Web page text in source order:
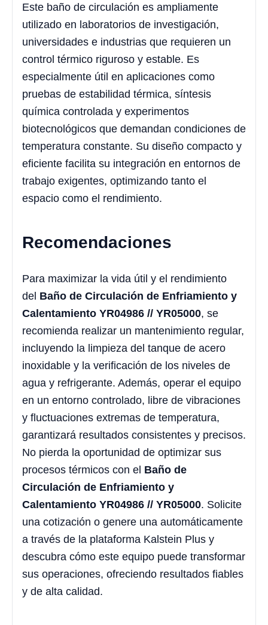
Este baño de circulación es ampliamente
utilizado en laboratorios de investigación,
universidades e industrias que requieren un
control térmico riguroso y estable. Es
especialmente útil en aplicaciones como
pruebas de estabilidad térmica, síntesis
química controlada y experimentos
biotecnológicos que demandan condiciones de
temperatura constante. Su diseño compacto y
eficiente facilita su integración en entornos de
trabajo exigentes, optimizando tanto el
espacio como el rendimiento.
Recomendaciones
Para maximizar la vida útil y el rendimiento
del Baño de Circulación de Enfriamiento y
Calentamiento YR04986 // YR05000, se
recomienda realizar un mantenimiento regular,
incluyendo la limpieza del tanque de acero
inoxidable y la verificación de los niveles de
agua y refrigerante. Además, operar el equipo
en un entorno controlado, libre de vibraciones
y fluctuaciones extremas de temperatura,
garantizará resultados consistentes y precisos.
No pierda la oportunidad de optimizar sus
procesos térmicos con el Baño de
Circulación de Enfriamiento y
Calentamiento YR04986 // YR05000. Solicite
una cotización o genere una automáticamente
a través de la plataforma Kalstein Plus y
descubra cómo este equipo puede transformar
sus operaciones, ofreciendo resultados fiables
y de alta calidad.